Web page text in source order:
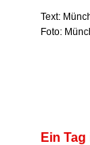
Text:
Foto:
Ein